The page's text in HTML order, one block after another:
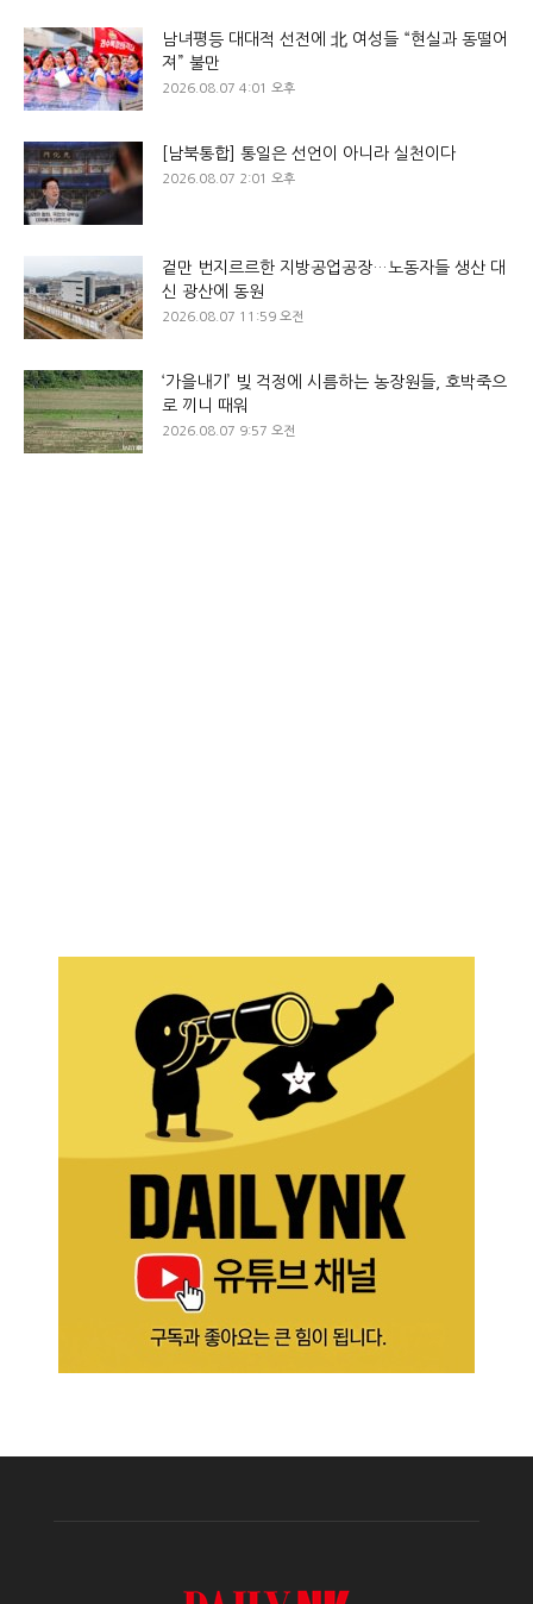
남녀평등 대대적 선전에 北 여성들 “현실과 동떨어
져” 불만
2026.08.07 4:01 오후
[남북통합] 통일은 선언이 아니라 실천이다
2026.08.07 2:01 오후
겉만 번지르르한 지방공업공장…노동자들 생산 대
신 광산에 동원
2026.08.07 11:59 오전
‘가을내기’ 빚 걱정에 시름하는 농장원들, 호박죽으
로 끼니 때워
2026.08.07 9:57 오전